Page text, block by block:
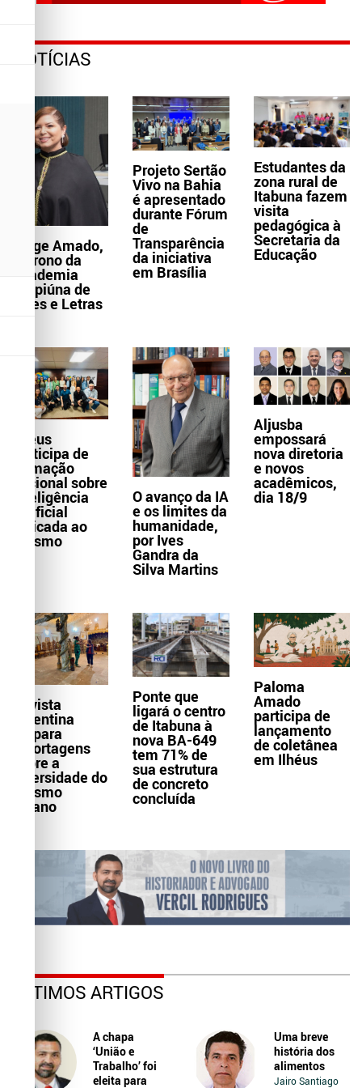
NOTÍCIAS
Jorge Amado,
patrono da
Academia
Grapiúna de
Artes e Letras
Projeto Sertão
Vivo na Bahia
é apresentado
durante Fórum
de
Transparência
da iniciativa
em Brasília
Estudantes da
zona rural de
Itabuna fazem
visita
pedagógica à
Secretaria da
Educação
Ilhéus
participa de
formação
nacional sobre
Inteligência
Artificial
aplicada ao
turismo
O avanço da IA
e os limites da
humanidade,
por Ives
Gandra da
Silva Martins
Aljusba
empossará
nova diretoria
e novos
acadêmicos,
dia 18/9
Revista
argentina
prepara
reportagens
sobre a
diversidade do
turismo
baiano
Ponte que
ligará o centro
de Itabuna à
nova BA-649
tem 71% de
sua estrutura
de concreto
concluída
Paloma
Amado
participa de
lançamento
de coletânea
em Ilhéus
ÚLTIMOS ARTIGOS
A chapa
‘União e
Trabalho’ foi
eleita para
Uma breve
história dos
alimentos
Jairo Santiago